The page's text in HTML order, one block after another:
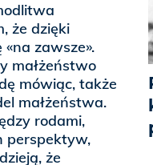
że dzięki
zawsze».
małżeństwo
mówiąc, także
małżeństwa.
rodami,
perspektyw,
że